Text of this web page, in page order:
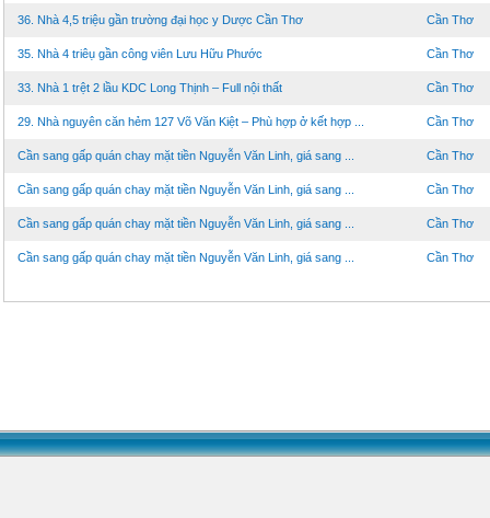
36. Nhà 4,5 triệu gần trường đại học y Dược Cần Thơ Cần Thơ
35. Nhà 4 triêụ gần công viên Lưu Hữu Phước Cần Thơ
33. Nhà 1 trệt 2 lầu KDC Long Thịnh – Full nội thất Cần Thơ
29. Nhà nguyên căn hẻm 127 Võ Văn Kiệt – Phù hợp ở kết hợp ... Cần Thơ
Cần sang gấp quán chay mặt tiền Nguyễn Văn Linh, giá sang ... Cần Thơ
Cần sang gấp quán chay mặt tiền Nguyễn Văn Linh, giá sang ... Cần Thơ
Cần sang gấp quán chay mặt tiền Nguyễn Văn Linh, giá sang ... Cần Thơ
Cần sang gấp quán chay mặt tiền Nguyễn Văn Linh, giá sang ... Cần Thơ